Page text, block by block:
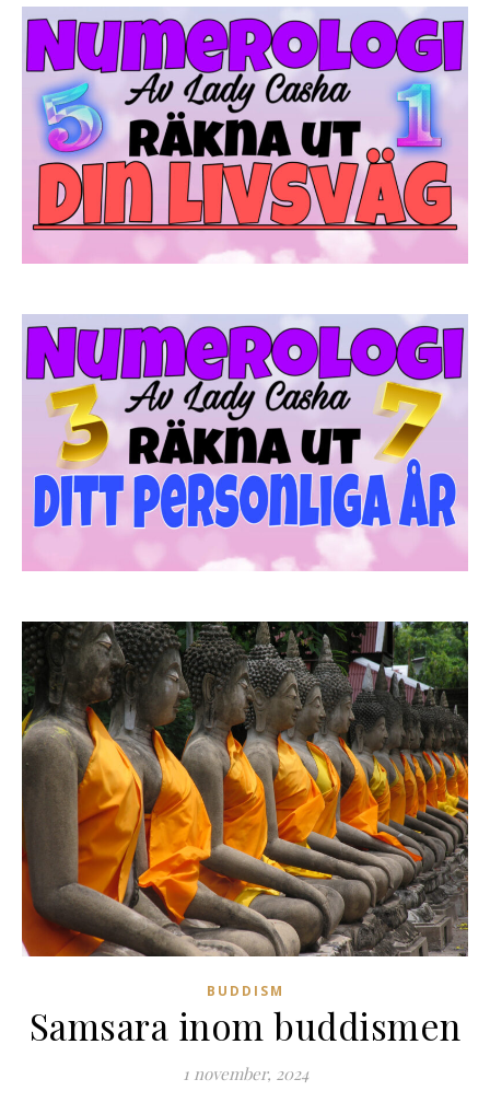
BUDDISM
Samsara inom buddismen
1 november, 2024